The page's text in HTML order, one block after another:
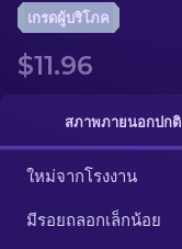
ปืนไรเฟิลซุ่มยิง
มีด
ถุงมือ
กล่อง
อื่น ๆ
เกรดผู้บริโภค
$11.96
สภาพภายนอกปกติ
ใหม่จากโรงงาน
มีรอยถลอกเล็กน้อย